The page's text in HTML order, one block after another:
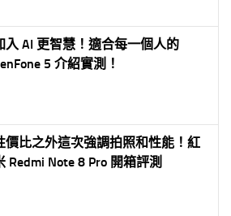
入 AI 更智慧！適合每一個人的
5 介紹實測！
價比之外這次強調拍照和性能！紅
Redmi Note 8 Pro 開箱評測